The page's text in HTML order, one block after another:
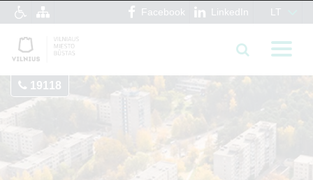
Facebook LinkedIn LT
19118